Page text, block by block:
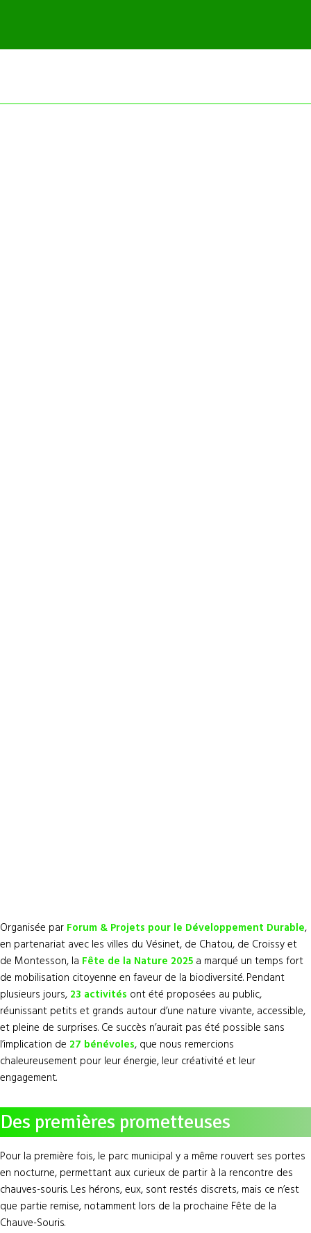
Organisée par Forum & Projets pour le Développement Durable,
en partenariat avec les villes du Vésinet, de Chatou, de Croissy et
de Montesson, la Fête de la Nature 2025 a marqué un temps fort
de mobilisation citoyenne en faveur de la biodiversité. Pendant
plusieurs jours, 23 activités ont été proposées au public,
réunissant petits et grands autour d’une nature vivante, accessible,
et pleine de surprises. Ce succès n’aurait pas été possible sans
l’implication de 27 bénévoles, que nous remercions
chaleureusement pour leur énergie, leur créativité et leur
engagement.
Des premières prometteuses
Pour la première fois, le parc municipal y a même rouvert ses portes
en nocturne, permettant aux curieux de partir à la rencontre des
chauves-souris. Les hérons, eux, sont restés discrets, mais ce n’est
que partie remise, notamment lors de la prochaine Fête de la
Chauve-Souris.